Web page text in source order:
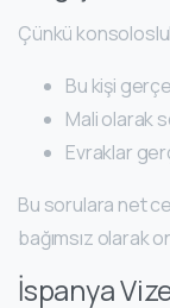
Çünkü
Bu kişi
Mali olarak
Evraklar
Bu sorulara net
bağımsız olarak
İspanya